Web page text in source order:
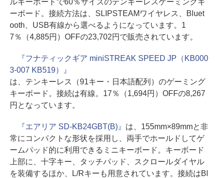
ーボード。接続方法は、SLIPSTEAMワイヤレス、Bluet
ooth、USB有線から選べるようになっています。1
7％（4,885円）OFFの23,702円で販売されています。
『フナティックギア miniSTREAK SPEED JP（KB000
3-007 KB519）』
は、テンキーレス（91キー・日本語配列）のゲーミング
キーボード。接続は有線。17％（1,694円）OFFの8,267
円となっています。
『エアリア SD-KB24GBT(B)』 は、155mm×89mmと非
常にコンパクトな形状を採用し、両手でホールドしてゲ
ームパッド的に利用できるミニキーボード。キーボード
上部に、十字キー、タッチパッド、スクロールダイヤル
を装備するほか、L/Rキーも用意されています。接続はBl